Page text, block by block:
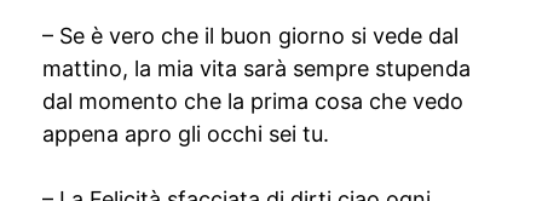
– Se è vero che il buon giorno si vede dal
mattino, la mia vita sarà sempre stupenda
dal momento che la prima cosa che vedo
appena apro gli occhi sei tu.